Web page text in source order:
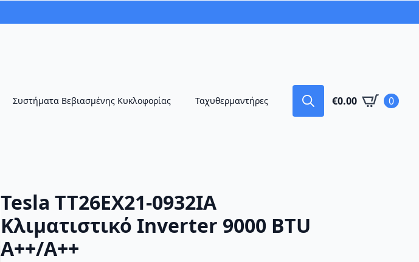
Συστήματα Βεβιασμένης Κυκλοφορίας Ταχυθερμαντήρες €0.00 0
Tesla TT26EX21-0932IA
Κλιματιστικό Inverter 9000 BTU
A++/A++